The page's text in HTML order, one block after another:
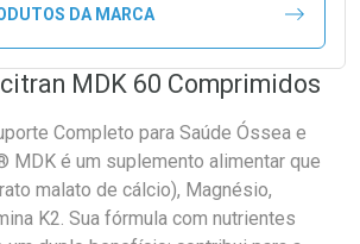
DA MARCA
MDK 60 Comprimidos
Completo para Saúde Óssea e
MDK é um suplemento alimentar que
malato de cálcio), Magnésio,
K2. Sua fórmula com nutrientes